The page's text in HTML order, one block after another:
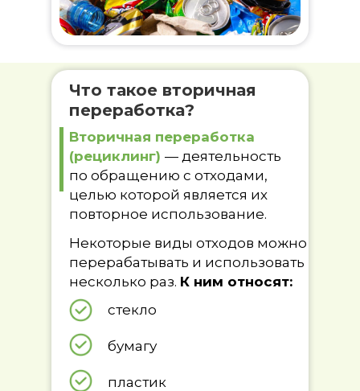
Что такое вторичная
переработка?
Вторичная переработка
(рециклинг) — деятельность
по обращению с отходами,
целью которой является их
повторное использование.
Некоторые виды отходов можно
перерабатывать и использовать
несколько раз. К ним относят:
стекло
пластик
бумагу